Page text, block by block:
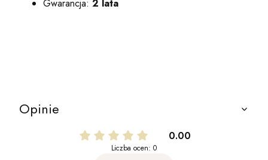
Gwarancja: 2 lata
Opinie
0.00
Liczba ocen: 0